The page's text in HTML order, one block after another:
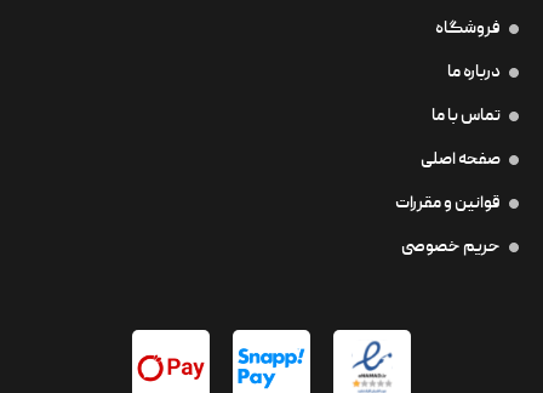
فروشگاه
درباره ما
تماس با ما
صفحه اصلی
قوانین و مقررات
حریم خصوصی